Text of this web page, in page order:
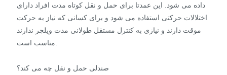
داده می شود. این عمدتا برای حمل و نقل کوتاه مدت افراد دارای
اختلالات حرکتی استفاده می شود و برای کسانی که نیاز به حرکت
موقت دارند و نیازی به کنترل مستقل طولانی مدت ویلچر ندارند
صندلی حمل و نقل چه می کند؟